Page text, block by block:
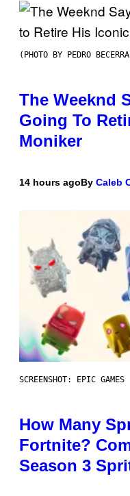
(PHOTO BY PEDRO
The Weeknd
Going To
Moniker
14 hours agoBy Caleb
SCREENSHOT: EPIC GAMES
How Many
Fortnite?
Season 3